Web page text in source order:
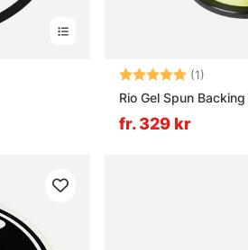
Betyg: (1)
Rio Gel Spun
fr. 329 kr